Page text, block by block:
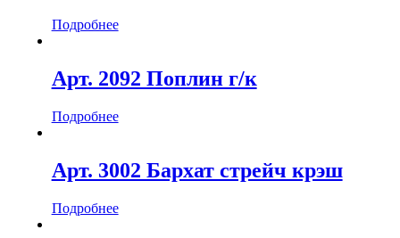
Подробнее
Арт. 2092 Поплин г/к
Подробнее
Арт. 3002 Бархат стрейч крэш
Подробнее